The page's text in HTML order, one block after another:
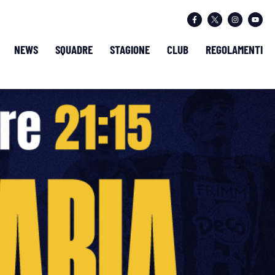
NEWS SQUADRE STAGIONE CLUB REGOLAMENTI